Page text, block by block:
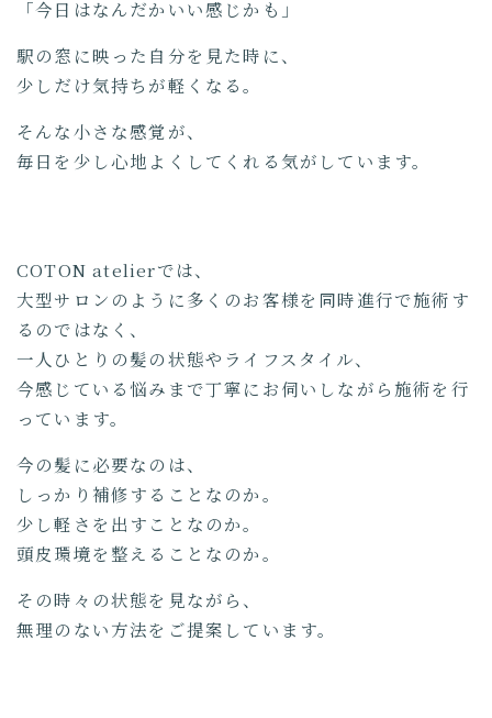
「今日はなんだかいい感じかも」
駅の窓に映った自分を見た時に、
少しだけ気持ちが軽くなる。
そんな小さな感覚が、
毎日を少し心地よくしてくれる気がしています。
COTON atelierでは、
大型サロンのように多くのお客様を同時進行で施術す
るのではなく、
一人ひとりの髪の状態やライフスタイル、
今感じている悩みまで丁寧にお伺いしながら施術を行
っています。
今の髪に必要なのは、
しっかり補修することなのか。
少し軽さを出すことなのか。
頭皮環境を整えることなのか。
その時々の状態を見ながら、
無理のない方法をご提案しています。